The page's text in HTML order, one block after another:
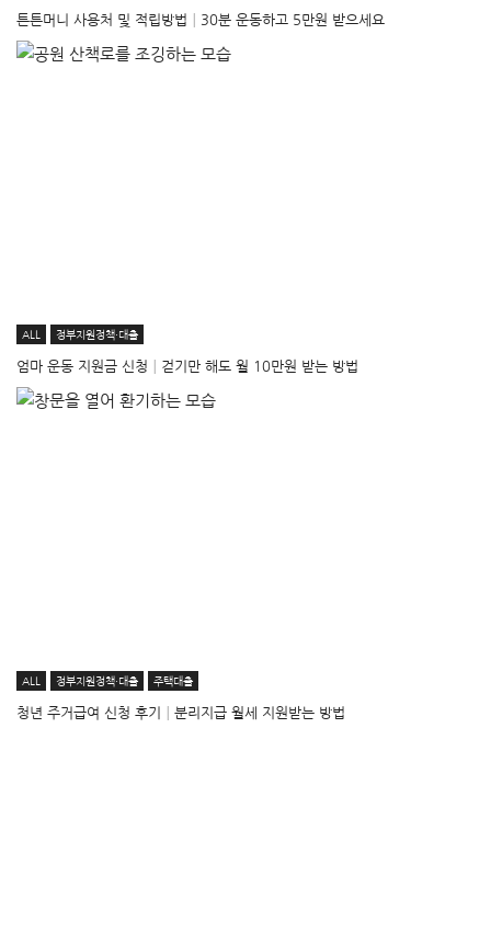
튼튼머니 사용처 및 적립방법│30분 운동하고 5만원 받으세요
ALL 정부지원정책·대출
엄마 운동 지원금 신청│걷기만 해도 월 10만원 받는 방법
ALL 정부지원정책·대출 주택대출
청년 주거급여 신청 후기│분리지급 월세 지원받는 방법